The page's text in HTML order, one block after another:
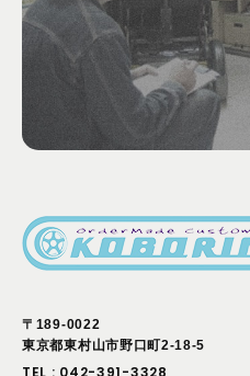
〒189-0022
東京都東村山市野口町2-18-5
TEL : 042-391-3328